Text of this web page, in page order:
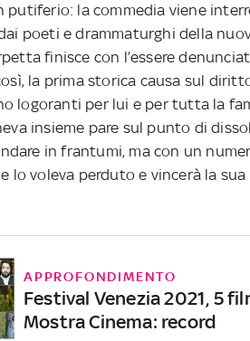
putiferio: la commedia viene
poeti e drammaturghi della
finisce con l’essere
la prima storica causa sul
logoranti per lui e per tutta la
insieme pare sul punto di
in frantumi, ma con un
lo voleva perduto e vincerà la
APPROFONDIMENTO
Festival Venezia 2021, 5
Mostra Cinema: record